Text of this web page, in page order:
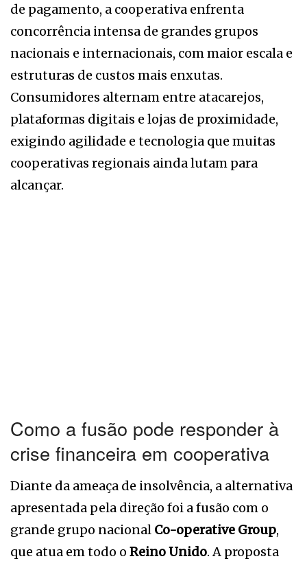
de pagamento, a cooperativa enfrenta
concorrência intensa de grandes grupos
nacionais e internacionais, com maior escala e
estruturas de custos mais enxutas.
Consumidores alternam entre atacarejos,
plataformas digitais e lojas de proximidade,
exigindo agilidade e tecnologia que muitas
cooperativas regionais ainda lutam para
alcançar.
Como a fusão pode responder à
crise financeira em cooperativa
Diante da ameaça de insolvência, a alternativa
apresentada pela direção foi a fusão com o
grande grupo nacional Co-operative Group,
que atua em todo o Reino Unido. A proposta